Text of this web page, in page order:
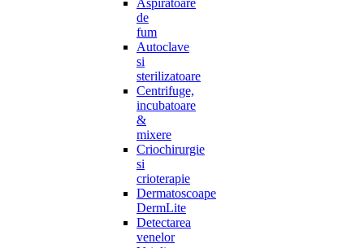
Aspiratoare
de
fum
Autoclave
si
sterilizatoare
Centrifuge,
incubatoare
&
mixere
Criochirurgie
si
crioterapie
Dermatoscoape
DermLite
Detectarea